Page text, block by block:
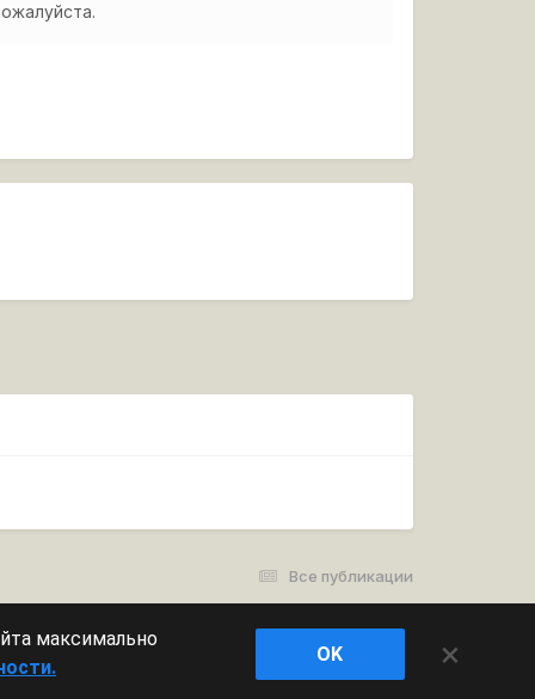
Все публикации
максимально
OK ×